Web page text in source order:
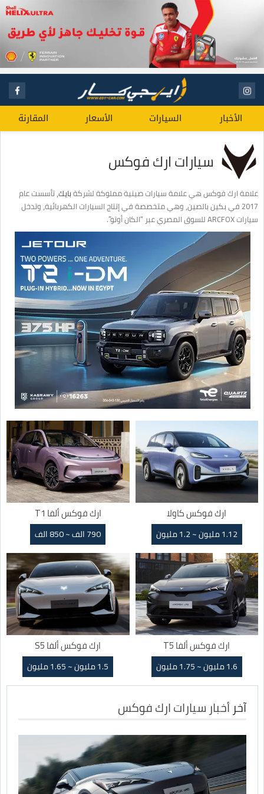
الأخبار السيارات الأسعار المقارنة
سيارات ارك فوكس
علامة ارك فوكس هي علامة سيارات صينية مملوكة لشركةبايك، تأسست عام
2017 في بكين بالصين، وهي متخصصة في إنتاج السيارات الكهربائية، وتدخل
سيارات ARCFOX للسوق المصري عبر “الكان أوتو”.
ارك فوكس كاولا
1.12 مليون ~ 1.2 مليون
ارك فوكس ألفا T1
790 الف ~ 850 الف
ارك فوكس ألفا T5
1.6 مليون ~ 1.75 مليون
ارك فوكس ألفا S5
1.5 مليون ~ 1.65 مليون
آخرأخبار سيارات ارك فوكس